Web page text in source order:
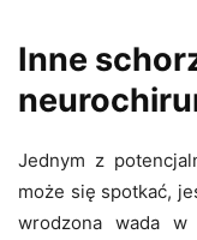
Inne
Jednym z
może się spotkać,
wrodzona wada